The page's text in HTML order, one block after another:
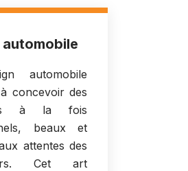
automobile
automobile
concevoir des
à la fois
beaux et
attentes des
Cet art